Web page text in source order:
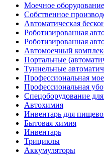
Моечное
Собственное
Автоматическая
Роботизированная
Роботизированная
Автомоечный
Портальные
Туннельные
Профессиональная
Профессиональная
Спецоборудование
Автохимия
Инвентарь для
Бытовая химия
Инвентарь
Трициклы
Аккумуляторы